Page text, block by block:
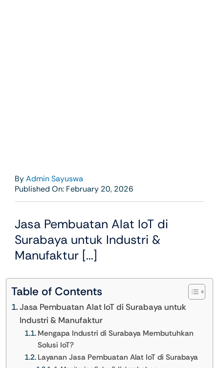
ByAdmin Sayuswa
Published On: February 20, 2026
Jasa Pembuatan Alat IoT di
Surabaya untuk Industri &
Manufaktur [...]
Table of Contents
Jasa Pembuatan Alat IoT di Surabaya untuk
Industri & Manufaktur
Mengapa Industri di Surabaya Membutuhkan
Solusi IoT?
Layanan Jasa Pembuatan Alat IoT di Surabaya